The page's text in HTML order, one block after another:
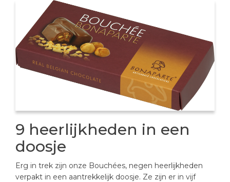
9 heerlijkheden in een
doosje
Erg in trek zijn onze Bouchées, negen heerlijkheden
verpakt in een aantrekkelijk doosje. Ze zijn er in vijf